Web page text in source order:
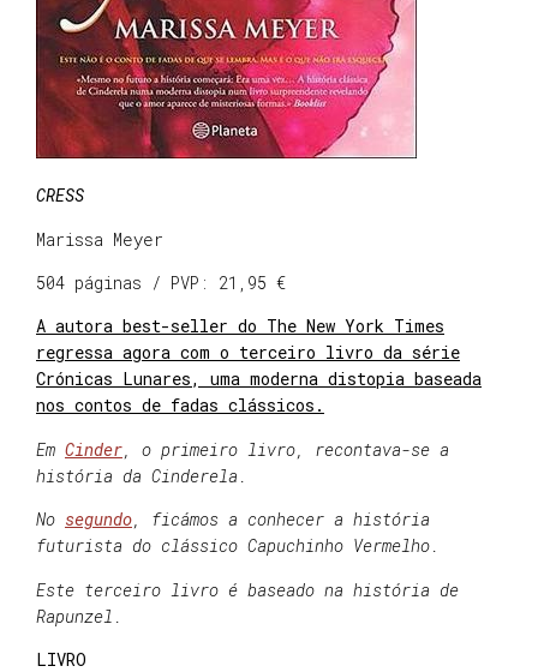
CRESS
Marissa Meyer
504 páginas / PVP: 21,95 €
A autora best-seller do The New York Times
regressa agora com o terceiro livro da série
Crónicas Lunares, uma moderna distopia baseada
nos contos de fadas clássicos.
Em Cinder, o primeiro livro, recontava-se a
história da Cinderela.
No segundo, ficámos a conhecer a história
futurista do clássico Capuchinho Vermelho.
Este terceiro livro é baseado na história de
Rapunzel.
LIVRO